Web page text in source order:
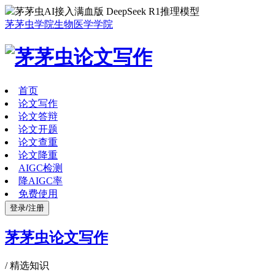
茅茅虫AI接入满血版 DeepSeek R1推理模型
茅茅虫学院生物医学学院
首页
论文写作
论文答辩
论文开题
论文查重
论文降重
AIGC检测
降AIGC率
免费使用
登录/注册
茅茅虫论文写作
/精选知识